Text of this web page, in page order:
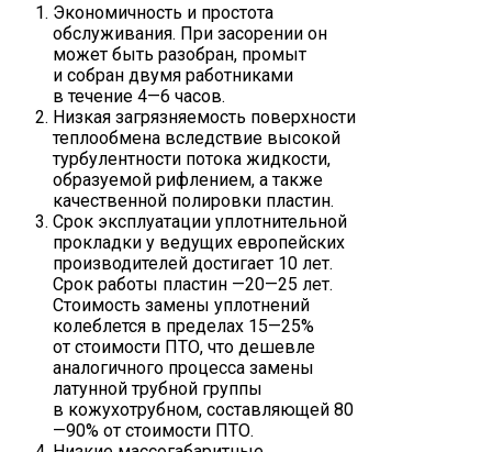
Экономичность и простота
обслуживания. При засорении он
может быть разобран, промыт
и собран двумя работниками
в течение 4—6 часов.
Низкая загрязняемость поверхности
теплообмена вследствие высокой
турбулентности потока жидкости,
образуемой рифлением, а также
качественной полировки пластин.
Срок эксплуатации уплотнительной
прокладки у ведущих европейских
производителей достигает 10 лет.
Срок работы пластин —20—25 лет.
Стоимость замены уплотнений
колеблется в пределах 15—25%
от стоимости ПТО, что дешевле
аналогичного процесса замены
латунной трубной группы
в кожухотрубном, составляющей 80
—90% от стоимости ПТО.